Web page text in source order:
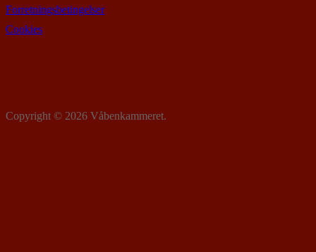
Forretningsbetingelser
Cookies
Copyright © 2026 Våbenkammeret.